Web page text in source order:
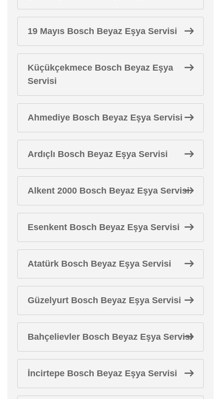
19 Mayıs Bosch Beyaz Eşya Servisi
Küçükçekmece Bosch Beyaz Eşya
Servisi
Ahmediye Bosch Beyaz Eşya Servisi
Ardıçlı Bosch Beyaz Eşya Servisi
Alkent 2000 Bosch Beyaz Eşya Servisi
Esenkent Bosch Beyaz Eşya Servisi
Atatürk Bosch Beyaz Eşya Servisi
Güzelyurt Bosch Beyaz Eşya Servisi
Bahçelievler Bosch Beyaz Eşya Servisi
İncirtepe Bosch Beyaz Eşya Servisi